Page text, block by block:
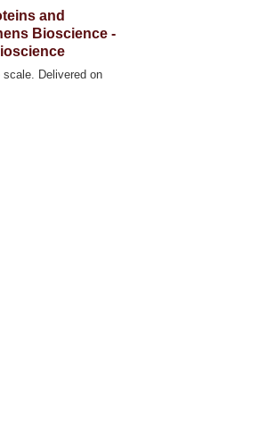
and
Bioscience -
Delivered on